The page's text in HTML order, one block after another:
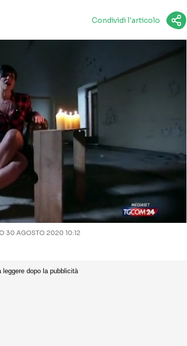
Condividi l'articolo
30 AGOSTO 2020 10:12